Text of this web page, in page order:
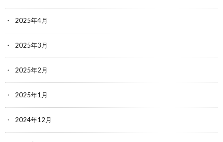
2025年4月
2025年3月
2025年2月
2025年1月
2024年12月